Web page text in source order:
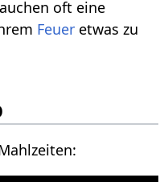
oft eine
Feuer etwas zu
Videovortrag zum Thema Mahlzeiten‏‎: